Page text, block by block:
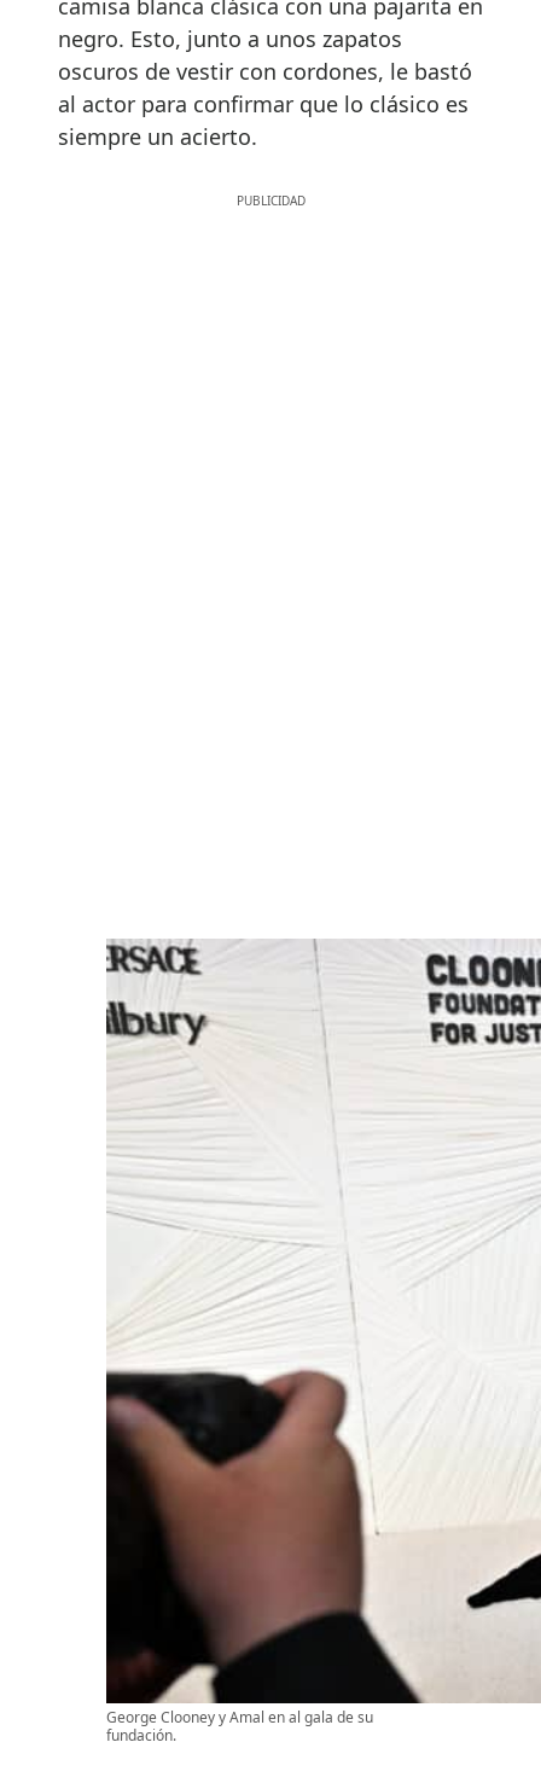
camisa blanca clásica con una pajarita en
negro. Esto, junto a unos zapatos
oscuros de vestir con cordones, le bastó
al actor para confirmar que lo clásico es
siempre un acierto.
George Clooney y Amal en al gala de su
fundación.